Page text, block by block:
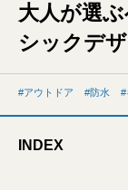
大人が選
シックデ
アウトドア 防水
INDEX